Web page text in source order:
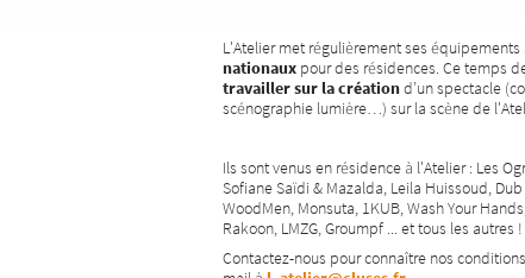
L'Atelier met régulièrement ses
nationaux pour des résidences. Ce temps
travailler sur la créationd’un spectacle
scénographie lumière…) sur la scène de
Ils sont venus en résidence à l'Atelier : Les
Sofiane Saïdi & Mazalda, Leila Huissoud,
WoodMen, Monsuta, 1KUB, Wash Your
Rakoon, LMZG, Groumpf ... et tous les autres !
Contactez-nous pour connaître nos